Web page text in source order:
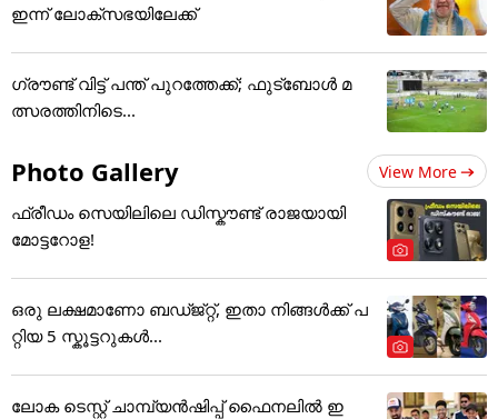
ഇന്ന് ലോക്‌സഭയിലേക്ക്
ഗ്രൗണ്ട് വിട്ട് പന്ത് പുറത്തേക്ക്; ഫുട്‌ബോള്‍ മ
ത്സരത്തിനിടെ...
Photo Gallery View More
ഫ്രീഡം സെയിലിലെ ഡിസ്കൗണ്ട് രാജയായി
മോട്ടറോള!
ഒരു ലക്ഷമാണോ ബഡ്ജ്റ്റ്, ഇതാ നിങ്ങൾക്ക് പ
റ്റിയ 5 സ്കൂട്ടറുകൾ...
ലോക ടെസ്റ്റ് ചാമ്പ്യൻഷിപ്പ് ഫൈനലിൽ ഇ